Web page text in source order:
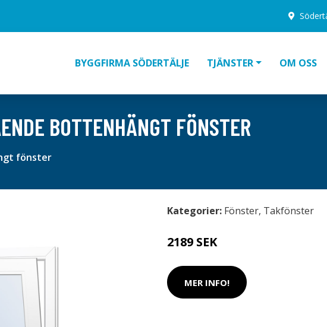
BYGGFIRMA SÖDERTÄLJE TJÄNSTER OM OSS
BOTTENHÄNGT FÖNSTER
fönster
Kategorier: Fönster, Takfönster
2189 SEK
MER INFO!